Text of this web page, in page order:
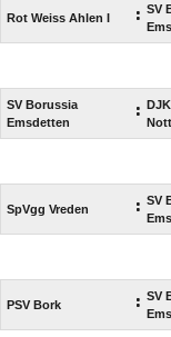
Rot Weiss Ahlen I : SV
SV Borussia
Emsdetten
:
SpVgg Vreden : SV
PSV Bork : SV